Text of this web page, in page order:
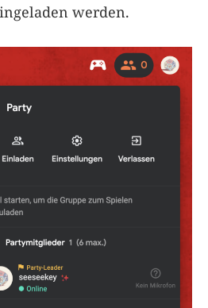
werden.